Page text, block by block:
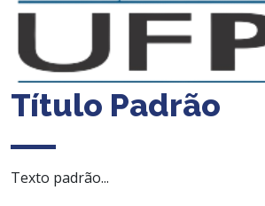
Título Padrão
Texto padrão...